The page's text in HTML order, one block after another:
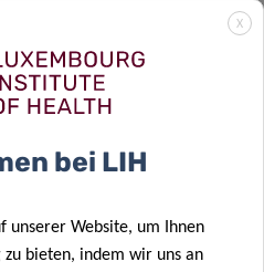
Konzepts des
eingesetzten Technologien
Echtzeit-PCR nach
NGS, Next-Generation-
X
bei LIH
unserer Website, um Ihnen
bieten, indem wir uns an